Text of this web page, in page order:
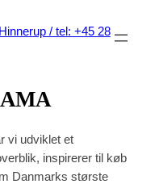
vi udviklet et
inspirerer til køb
Danmarks største